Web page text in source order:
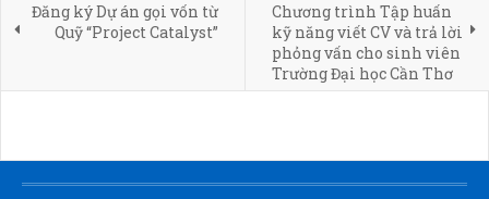
Đăng ký Dự án gọi vốn từ
Quỹ “Project Catalyst”
Chương trình Tập huấn
kỹ năng viết CV và trả lời
phỏng vấn cho sinh viên
Trường Đại học Cần Thơ